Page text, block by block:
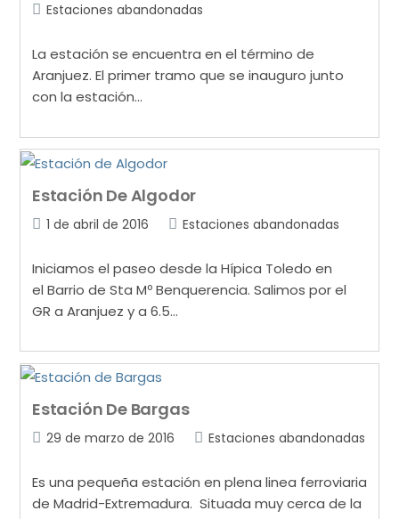
Estaciones abandonadas
La estación se encuentra en el término de
Aranjuez. El primer tramo que se inauguro junto
con la estación…
Estación De Algodor
1 de abril de 2016 Estaciones abandonadas
Iniciamos el paseo desde la Hípica Toledo en
el Barrio de Sta Mº Benquerencia. Salimos por el
GR a Aranjuez y a 6.5…
Estación De Bargas
29 de marzo de 2016 Estaciones abandonadas
Es una pequeña estación en plena linea ferroviaria
de Madrid-Extremadura. Situada muy cerca de la